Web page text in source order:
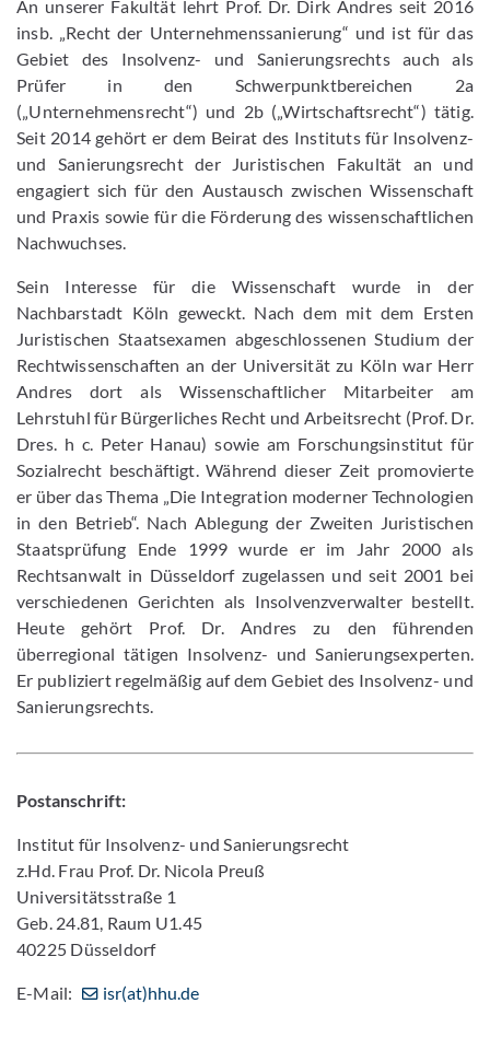
An unserer Fakultät lehrt Prof. Dr. Dirk Andres seit 2016
insb. „Recht der Unternehmenssanierung“ und ist für das
Gebiet des Insolvenz- und Sanierungsrechts auch als
Prüfer in den Schwerpunktbereichen 2a
(„Unternehmensrecht“) und 2b („Wirtschaftsrecht“) tätig.
Seit 2014 gehört er dem Beirat des Instituts für Insolvenz-
und Sanierungsrecht der Juristischen Fakultät an und
engagiert sich für den Austausch zwischen Wissenschaft
und Praxis sowie für die Förderung des wissenschaftlichen
Nachwuchses.
Sein Interesse für die Wissenschaft wurde in der
Nachbarstadt Köln geweckt. Nach dem mit dem Ersten
Juristischen Staatsexamen abgeschlossenen Studium der
Rechtwissenschaften an der Universität zu Köln war Herr
Andres dort als Wissenschaftlicher Mitarbeiter am
Lehrstuhl für Bürgerliches Recht und Arbeitsrecht (Prof. Dr.
Dres. h c. Peter Hanau) sowie am Forschungsinstitut für
Sozialrecht beschäftigt. Während dieser Zeit promovierte
er über das Thema „Die Integration moderner Technologien
in den Betrieb“. Nach Ablegung der Zweiten Juristischen
Staatsprüfung Ende 1999 wurde er im Jahr 2000 als
Rechtsanwalt in Düsseldorf zugelassen und seit 2001 bei
verschiedenen Gerichten als Insolvenzverwalter bestellt.
Heute gehört Prof. Dr. Andres zu den führenden
überregional tätigen Insolvenz- und Sanierungsexperten.
Er publiziert regelmäßig auf dem Gebiet des Insolvenz- und
Sanierungsrechts.
Postanschrift:
Institut für Insolvenz- und Sanierungsrecht
z.Hd. Frau Prof. Dr. Nicola Preuß
Universitätsstraße 1
Geb. 24.81, Raum U1.45
40225 Düsseldorf
E-Mail: isr(at)hhu.de